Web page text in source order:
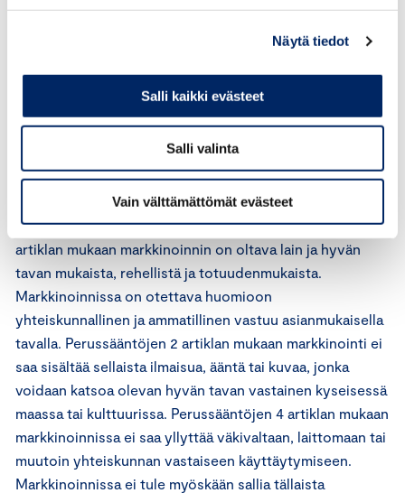
Näytä tiedot
Salli kaikki evästeet
Salli valinta
Vain välttämättömät evästeet
mukaan kampanja on tullut maksamaan 0,5 miljoonaa
Edellä mainitulla perusteella mainonnan eettinen
lausuntopyynnön kohteena olevaa ulkomainosta.
Asian arviointi
Kansainvälisen kauppakamarin (ICC) perussääntöjen 1
artiklan mukaan markkinoinnin on oltava lain ja hyvän
tavan mukaista, rehellistä ja totuudenmukaista.
Markkinoinnissa on otettava huomioon
yhteiskunnallinen ja ammatillinen vastuu asianmukaisella
tavalla. Perussääntöjen 2 artiklan mukaan markkinointi ei
saa sisältää sellaista ilmaisua, ääntä tai kuvaa, jonka
voidaan katsoa olevan hyvän tavan vastainen kyseisessä
maassa tai kulttuurissa. Perussääntöjen 4 artiklan mukaan
markkinoinnissa ei saa yllyttää väkivaltaan, laittomaan tai
muutoin yhteiskunnan vastaiseen käyttäytymiseen.
Markkinoinnissa ei tule myöskään sallia tällaista